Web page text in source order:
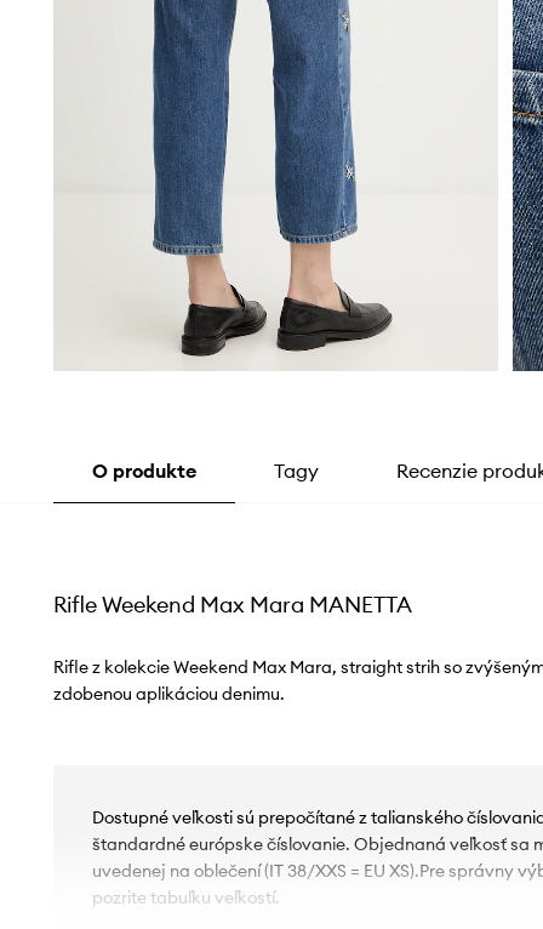
O produkte Tagy Recenzie
Rifle Weekend Max Mara MANETTA
Rifle z kolekcie Weekend Max Mara, straight strih so
zdobenou aplikáciou denimu.
Dostupné veľkosti sú prepočítané z talianského
štandardné európske číslovanie. Objednaná veľkosť sa
uvedenej na oblečení (IT 38/XXS = EU XS).Pre správny
pozrite tabuľku veľkostí.